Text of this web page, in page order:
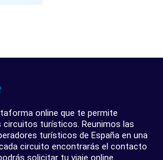
online que te permite
circuitos turísticos. Reunimos las
turísticos de España en una
circuito encontrarás el contacto
solicitar tu viaje online.